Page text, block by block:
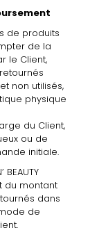
de produits
de la
le Client,
non utilisés,
physique
du Client,
ou de
initiale.
BEAUTY
du montant
dans
de